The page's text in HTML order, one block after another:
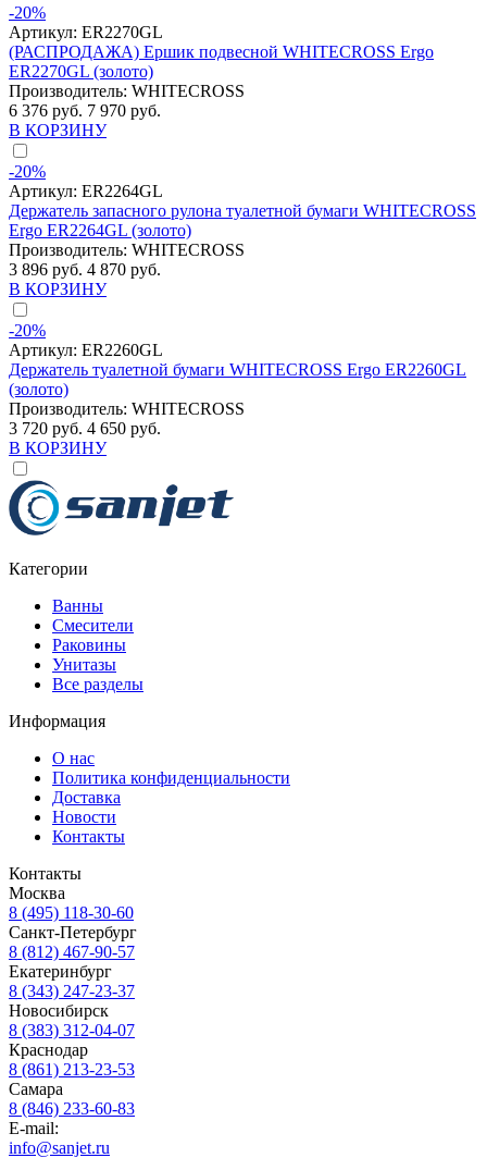
-20%
Артикул: ER2270GL
(РАСПРОДАЖА) Ершик подвесной WHITECROSS Ergo
ER2270GL (золото)
Производитель: WHITECROSS
6 376 руб. 7 970 руб.
В КОРЗИНУ
-20%
Артикул: ER2264GL
Держатель запасного рулона туалетной бумаги WHITECROSS
Ergo ER2264GL (золото)
Производитель: WHITECROSS
3 896 руб. 4 870 руб.
В КОРЗИНУ
-20%
Артикул: ER2260GL
Держатель туалетной бумаги WHITECROSS Ergo ER2260GL
(золото)
Производитель: WHITECROSS
3 720 руб. 4 650 руб.
В КОРЗИНУ
Категории
Ванны
Смесители
Раковины
Унитазы
Все разделы
Информация
О нас
Политика конфиденциальности
Доставка
Новости
Контакты
Контакты
Москва
8 (495) 118-30-60
Санкт-Петербург
8 (812) 467-90-57
Екатеринбург
8 (343) 247-23-37
Новосибирск
8 (383) 312-04-07
Краснодар
8 (861) 213-23-53
Самара
8 (846) 233-60-83
E-mail:
info@sanjet.ru